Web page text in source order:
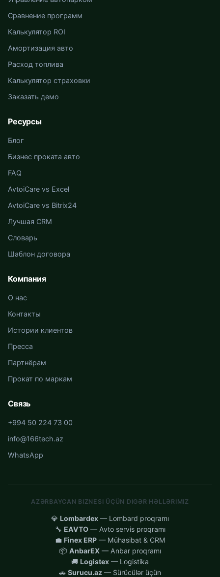
Сравнение программ
Калькулятор ROI
Амортизация авто
Расход топлива
Калькулятор страховки
Заказать демо
Ресурсы
Блог
Бизнес проката авто
FAQ
AvtoiCare vs Excel
AvtoiCare vs Bitrix24
Лучшая CRM
Словарь
Шаблон договора
Компания
О нас
Контакты
Истории клиентов
Пресса
Партнёрам
Прокат по маркам
Связь
+994 50 224 73 00
info@166tech.az
WhatsApp
AZƏRBAYCAN BIZNESI ÜÇÜN DIGƏR HƏLLƏRIMIZ
💎 Lombardex — Lombard proqramı
🔧 EAVTO— Avto servis proqramı
💼 Finex ERP— Mühasibat & CRM
📦 AnbarEX— Anbar proqramı
🚚 Logistex — Logistika
🚗 Surucu.az — Sürücülər üçün